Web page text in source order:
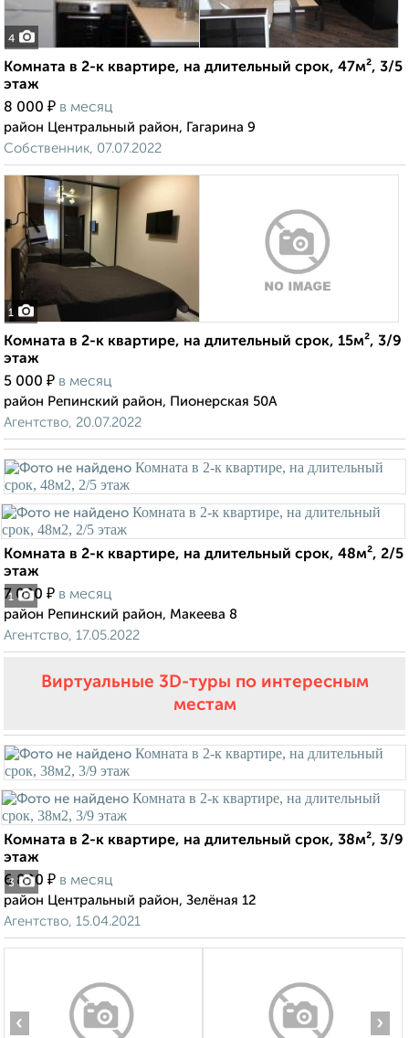
4
Комната в 2-к квартире, на длительный срок, 47м², 3/5
этаж
8 000 ₽ в месяц
район Центральный район, Гагарина 9
Собственник, 07.07.2022
1
Комната в 2-к квартире, на длительный срок, 15м², 3/9
этаж
5 000 ₽ в месяц
район Репинский район, Пионерская 50А
Агентство, 20.07.2022
1
Комната в 2-к квартире, на длительный срок, 48м², 2/5
этаж
7 000 ₽ в месяц
район Репинский район, Макеева 8
Агентство, 17.05.2022
Виртуальные 3D-туры по интересным
местам
3
Комната в 2-к квартире, на длительный срок, 38м², 3/9
этаж
6 800 ₽ в месяц
район Центральный район, Зелёная 12
Агентство, 15.04.2021
‹ ›